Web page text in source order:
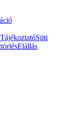
Süti
Elállás